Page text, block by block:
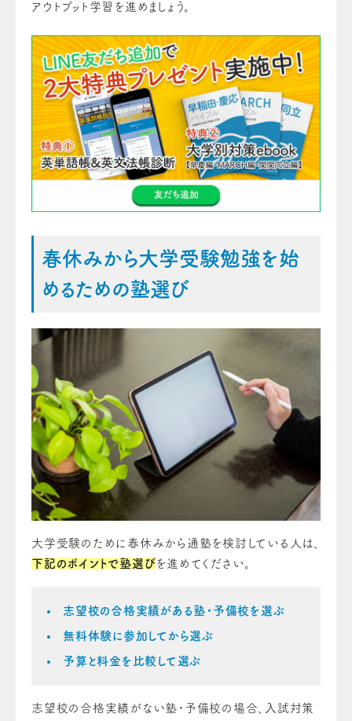
アウトプット学習を進めましょう。
春休みから大学受験勉強を始
めるための塾選び
大学受験のために春休みから通塾を検討している人は、
下記のポイントで塾選びを進めてください。
志望校の合格実績がある塾・予備校を選ぶ
無料体験に参加してから選ぶ
予算と料金を比較して選ぶ
志望校の合格実績がない塾・予備校の場合、入試対策